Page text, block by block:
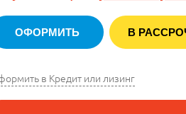
ОФОРМИТЬ В
в Кредит или лизинг